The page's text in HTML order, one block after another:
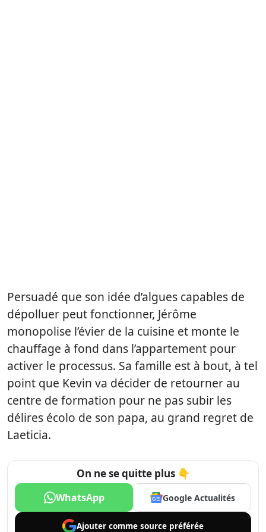
Persuadé que son idée d’algues capables de
dépolluer peut fonctionner, Jérôme
monopolise l’évier de la cuisine et monte le
chauffage à fond dans l’appartement pour
activer le processus. Sa famille est à bout, à tel
point que Kevin va décider de retourner au
centre de formation pour ne pas subir les
délires écolo de son papa, au grand regret de
Laeticia.
On ne se quitte plus 👇
WhatsApp Google Actualités
Ajouter comme source préférée